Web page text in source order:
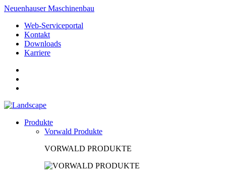
Neuenhauser Maschinenbau
Web-Serviceportal
Kontakt
Downloads
Karriere
Produkte
Vorwald Produkte
VORWALD PRODUKTE